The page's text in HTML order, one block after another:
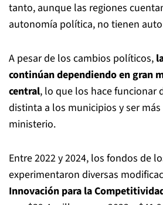
tanto, aunque las regiones
autonomía política, no tienen
A pesar de los cambios políticos,
continúan dependiendo en gran
central, lo que los hace funcionar
distinta a los municipios y ser
ministerio.
Entre 2022 y 2024, los fondos de
experimentaron diversas
Innovación para la